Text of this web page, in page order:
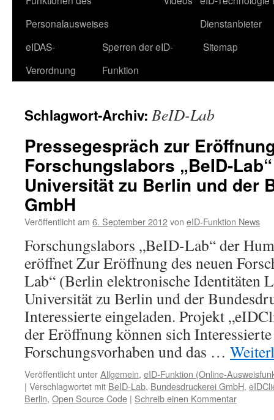
Personalausweises
Dienstanbieter
eIDAS-
Verordnung
Sperren der eID-
Funktion
Sitemap
Schlagwort-Archiv: BeID-Lab
Pressegespräch zur
Forschungslabors „BeID-
Universität zu Berlin und der
GmbH
Veröffentlicht am 6. September 2012von eID-Funktion News
Forschungslabors „BeID-Lab“ der
eröffnet Zur Eröffnung des neuen
Lab“ (Berlin elektronische Identitäten
Universität zu Berlin und der
Interessierte eingeladen. Projekt
der Eröffnung können sich
Forschungsvorhaben und das …
Veröffentlicht unterAllgemein, eID-Funktion (Online-
| Verschlagwortet mit BeID-Lab, Bundesdruckerei GmbH,
Berlin, Open Source Code | Schreib einen Kommentar